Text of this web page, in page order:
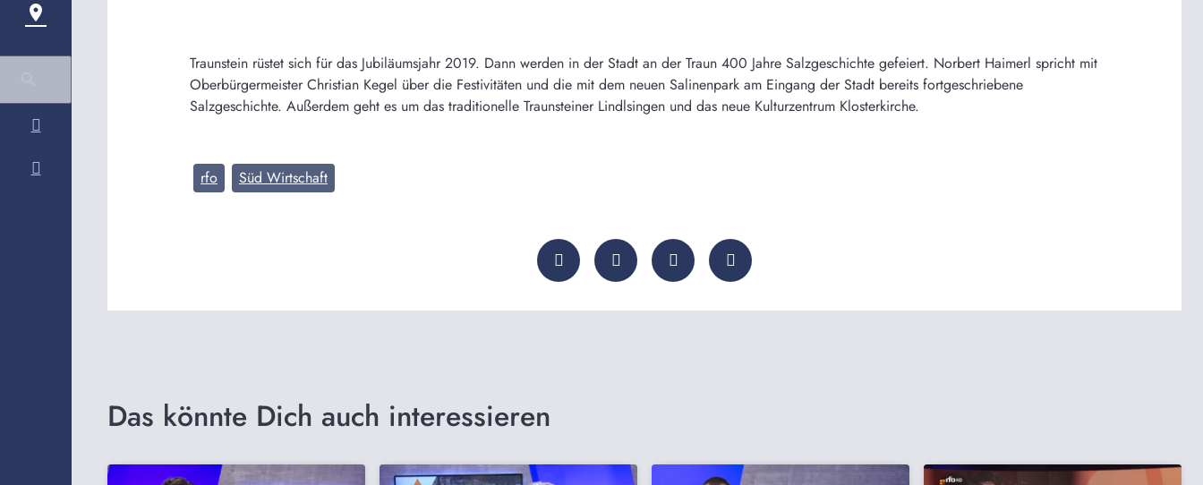
Traunstein rüstet sich für das Jubiläumsjahr 2019. Dann werden in der Stadt an der Traun 400 Jahre Salzgeschichte gefeiert. Norbert Haimerl spricht mit
Oberbürgermeister Christian Kegel über die Festivitäten und die mit dem neuen Salinenpark am Eingang der Stadt bereits fortgeschriebene
Salzgeschichte. Außerdem geht es um das traditionelle Traunsteiner Lindlsingen und das neue Kulturzentrum Klosterkirche.
rfo Süd Wirtschaft
Das könnte Dich auch interessieren